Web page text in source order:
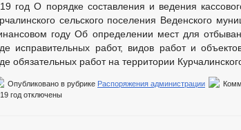
год О порядке составления и ведения
сельского поселения Веденского
году Об определении мест для
исправительных работ, видов работ и
обязательных работ на территории
Опубликовано в рубрике Распоряжения администрации
год отключены